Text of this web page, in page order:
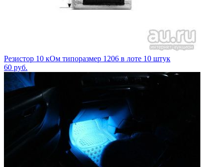
Резистор 10 кОм типоразмер 1206 в лоте 10 штук
60 руб.